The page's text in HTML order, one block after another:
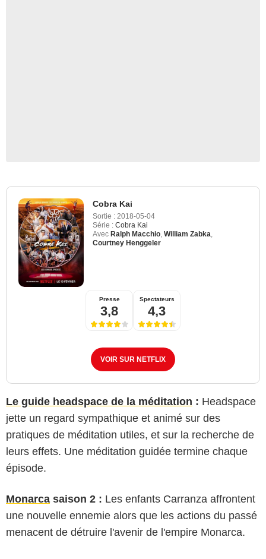
Cobra Kai
Sortie : 2018-05-04
Série : Cobra Kai
Avec Ralph Macchio William Zabka
Courtney Henggeler
Presse
3,8
Spectateurs
4,3
VOIR SUR NETFLIX
Le guide headspace de la méditation : Headspace
jette un regard sympathique et animé sur des
pratiques de méditation utiles, et sur la recherche de
leurs effets. Une méditation guidée termine chaque
épisode.
Monarca saison 2 : Les enfants Carranza affrontent
une nouvelle ennemie alors que les actions du passé
menacent de détruire l'avenir de l'empire Monarca.